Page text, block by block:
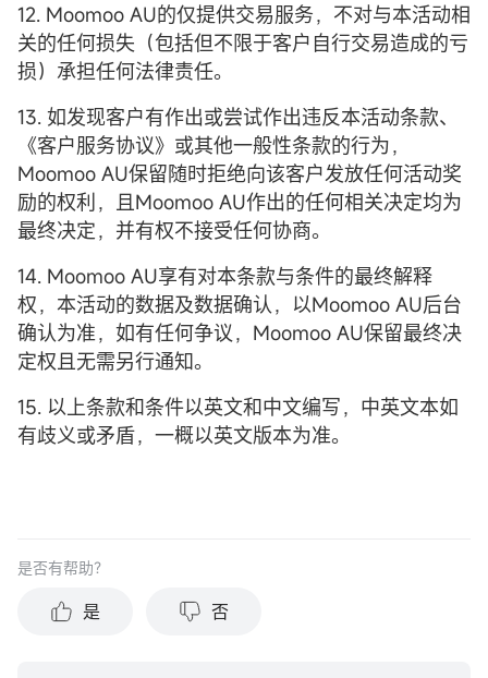
12. Moomoo AU的仅提供交易服务，不对与本活动相
关的任何损失（包括但不限于客户自行交易造成的亏
损）承担任何法律责任。
13. 如发现客户有作出或尝试作出违反本活动条款、
《客户服务协议》或其他一般性条款的行为，
Moomoo AU保留随时拒绝向该客户发放任何活动奖
励的权利，且Moomoo AU作出的任何相关决定均为
最终决定，并有权不接受任何协商。
14. Moomoo AU享有对本条款与条件的最终解释
权，本活动的数据及数据确认，以Moomoo AU后台
确认为准，如有任何争议，Moomoo AU保留最终决
定权且无需另行通知。
15. 以上条款和条件以英文和中文编写，中英文本如
有歧义或矛盾，一概以英文版本为准。
是否有帮助？
是 否